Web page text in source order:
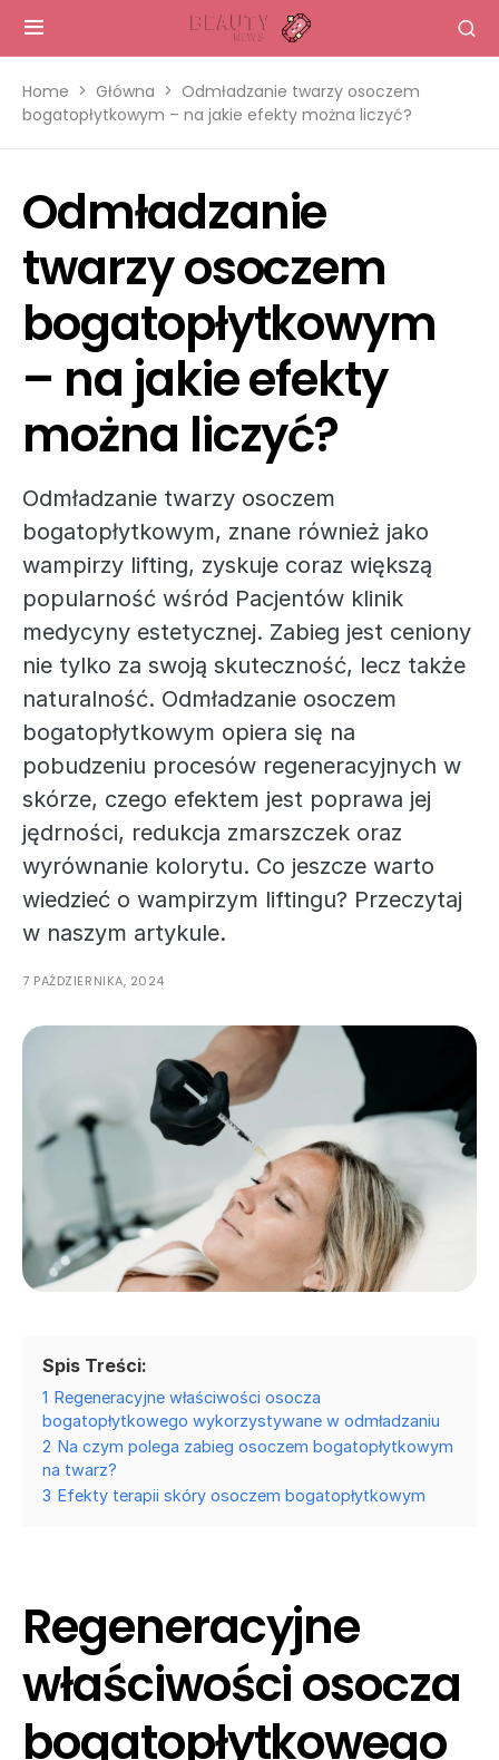
Home Główna
Odmładzanie twarzy osoczem
bogatopłytkowym – na jakie efekty można liczyć?
Odmładzanie
twarzy osoczem
bogatopłytkowym
– na jakie efekty
można liczyć?
Odmładzanie twarzy osoczem
bogatopłytkowym, znane również jako
wampirzy lifting, zyskuje coraz większą
popularność wśród Pacjentów klinik
medycyny estetycznej. Zabieg jest ceniony
nie tylko za swoją skuteczność, lecz także
naturalność. Odmładzanie osoczem
bogatopłytkowym opiera się na
pobudzeniu procesów regeneracyjnych w
skórze, czego efektem jest poprawa jej
jędrności, redukcja zmarszczek oraz
wyrównanie kolorytu. Co jeszcze warto
wiedzieć o wampirzym liftingu? Przeczytaj
w naszym artykule.
7 PAŹDZIERNIKA, 2024
Spis Treści:
1 Regeneracyjne właściwości osocza
bogatopłytkowego wykorzystywane w odmładzaniu
2 Na czym polega zabieg osoczem bogatopłytkowym
na twarz?
3 Efekty terapii skóry osoczem bogatopłytkowym
Regeneracyjne
właściwości osocza
bogatopłytkowego